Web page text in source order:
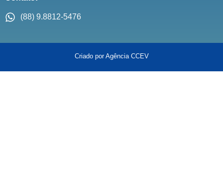
(88) 9.8812-5476
Criado por Agência CCEV